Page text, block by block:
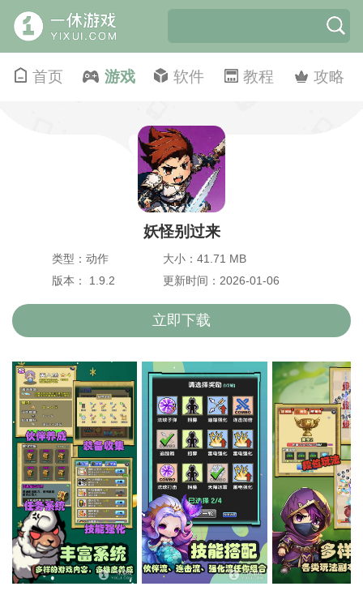
首页 游戏 软件 教程 攻略
妖怪别过来
类型：动作
大小：41.71 MB
版本： 1.9.2
更新时间：2026-01-06
立即下载